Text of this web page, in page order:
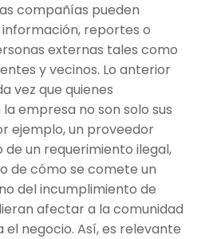
compañías pueden
reportes o
externas tales como
y vecinos. Lo anterior
vez que quienes
empresa no son solo sus
ejemplo, un proveedor
de un requerimiento ilegal,
de cómo se comete un
del incumplimiento de
afectar a la comunidad
el negocio. Así, es relevante